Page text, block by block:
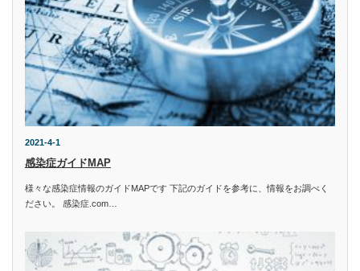
2021-4-1
感染症ガイドMAP
様々な感染症情報のガイドMAPです 下記のガイドを参考に、情報をお調べく
ださい。 感染症.com…